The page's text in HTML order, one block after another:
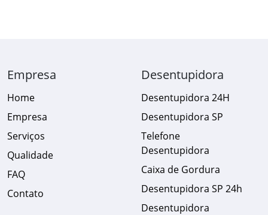
Empresa
Home
Empresa
Serviços
Qualidade
FAQ
Contato
Desentupidora
Desentupidora 24H
Desentupidora SP
Telefone
Desentupidora
Caixa de Gordura
Desentupidora SP 24h
Desentupidora